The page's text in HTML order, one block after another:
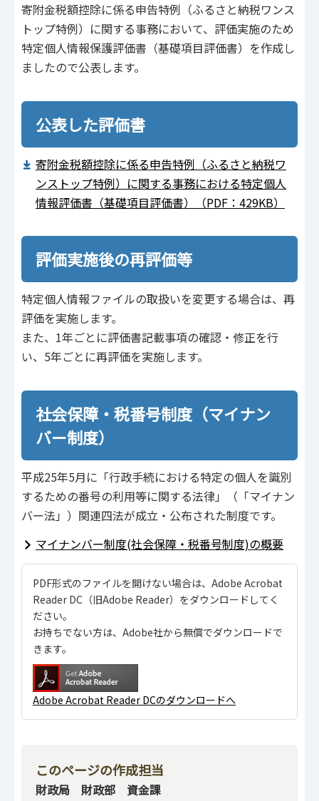
寄附金税額控除に係る申告特例（ふるさと納税ワンス
トップ特例）に関する事務において、評価実施のため
特定個人情報保護評価書（基礎項目評価書）を作成し
ましたので公表します。
公表した評価書
寄附金税額控除に係る申告特例（ふるさと納税ワ
ンストップ特例）に関する事務における特定個人
情報評価書（基礎項目評価書）（PDF：429KB）
評価実施後の再評価等
特定個人情報ファイルの取扱いを変更する場合は、再
評価を実施します。
また、1年ごとに評価書記載事項の確認・修正を行
い、5年ごとに再評価を実施します。
社会保障・税番号制度（マイナン
バー制度）
平成25年5月に「行政手続における特定の個人を識別
するための番号の利用等に関する法律」（「マイナン
バー法」）関連四法が成立・公布された制度です。
マイナンバー制度(社会保障・税番号制度)の概要
PDF形式のファイルを開けない場合は、Adobe Acrobat
Reader DC（旧Adobe Reader）をダウンロードしてく
ださい。
お持ちでない方は、Adobe社から無償でダウンロードで
きます。
Adobe Acrobat Reader DCのダウンロードへ
このページの作成担当
財政局 財政部 資金課